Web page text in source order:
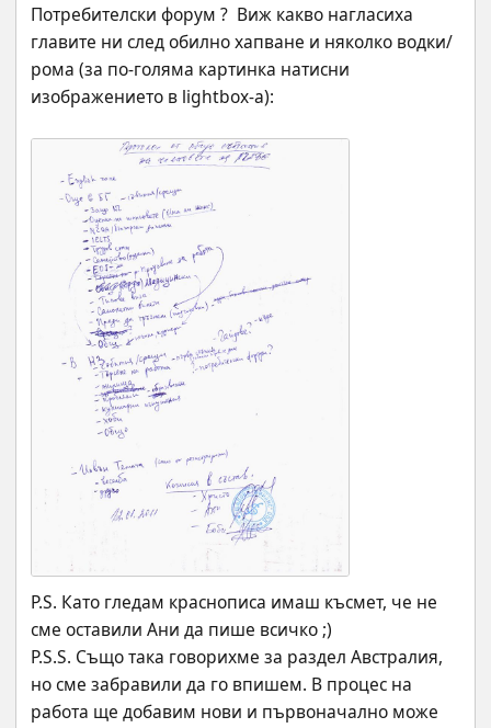
Потребителски форум ?  Виж какво нагласиха
главите ни след обилно хапване и няколко водки/
рома (за по-голяма картинка натисни
изображението в lightbox-a):
P.S. Като гледам краснописа имаш късмет, че не
сме оставили Ани да пише всичко ;)
P.S.S. Също така говорихме за раздел Австралия,
но сме забравили да го впишем. В процес на
работа ще добавим нови и първоначално може